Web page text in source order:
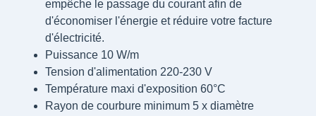
empêche le passage du courant afin de
d'économiser l'énergie et réduire votre facture
d'électricité.
Puissance 10 W/m
Tension d'alimentation 220-230 V
Température maxi d'exposition 60°C
Rayon de courbure minimum 5 x diamètre